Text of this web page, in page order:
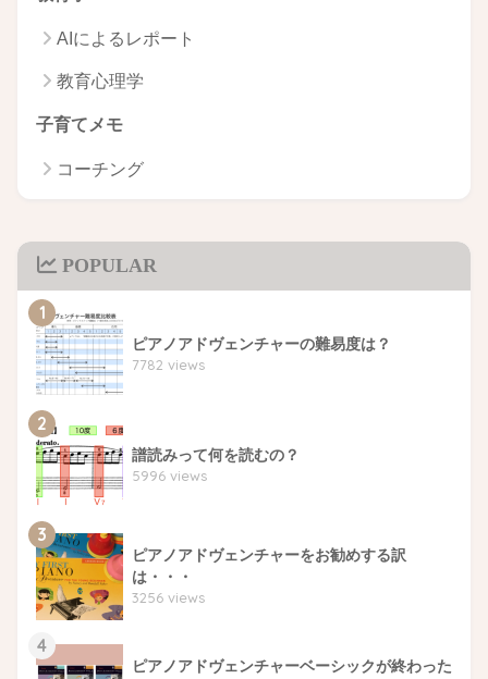
AIによるレポート
教育心理学
子育てメモ
コーチング
POPULAR
1
ピアノアドヴェンチャーの難易度は？
7782 views
2
譜読みって何を読むの？
5996 views
3
ピアノアドヴェンチャーをお勧めする訳
は・・・
3256 views
4
ピアノアドヴェンチャーベーシックが終わった